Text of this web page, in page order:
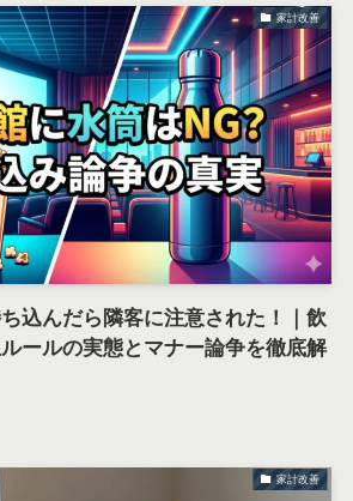
家計改善
込んだら隣客に注意された！｜飲
ールの実態とマナー論争を徹底解
家計改善